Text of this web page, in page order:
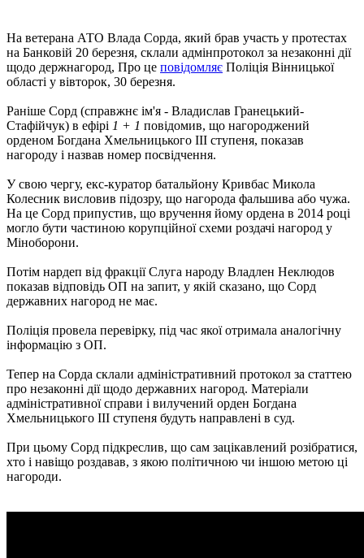
На ветерана АТО Влада Сорда, який брав участь у протестах
на Банковій 20 березня, склали адмінпротокол за незаконні дії
щодо держнагород, Про це повідомляє Поліція Вінницької
області у вівторок, 30 березня.
Раніше Сорд (справжнє ім'я - Владислав Гранецький-
Стафійчук) в ефірі 1 + 1 повідомив, що нагороджений
орденом Богдана Хмельницького III ступеня, показав
нагороду і назвав номер посвідчення.
У свою чергу, екс-куратор батальйону Кривбас Микола
Колесник висловив підозру, що нагорода фальшива або чужа.
На це Сорд припустив, що вручення йому ордена в 2014 році
могло бути частиною корупційної схеми роздачі нагород у
Міноборони.
Потім нардеп від фракції Слуга народу Владлен Неклюдов
показав відповідь ОП на запит, у якій сказано, що Сорд
державних нагород не має.
Поліція провела перевірку, під час якої отримала аналогічну
інформацію з ОП.
Тепер на Сорда склали адміністративний протокол за статтею
про незаконні дії щодо державних нагород. Матеріали
адміністративної справи і вилучений орден Богдана
Хмельницького III ступеня будуть направлені в суд.
При цьому Сорд підкреслив, що сам зацікавлений розібратися,
хто і навіщо роздавав, з якою політичною чи іншою метою ці
нагороди.